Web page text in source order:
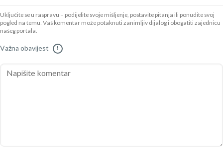
Uključite se u raspravu – podijelite svoje mišljenje, postavite pitanja ili ponudite svoj
pogled na temu. Vaš komentar može potaknuti zanimljiv dijalog i obogatiti zajednicu
našeg portala.
Važna obavijest !